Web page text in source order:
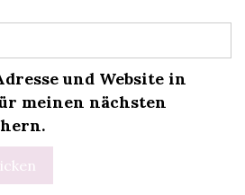
und Website in
meinen nächsten